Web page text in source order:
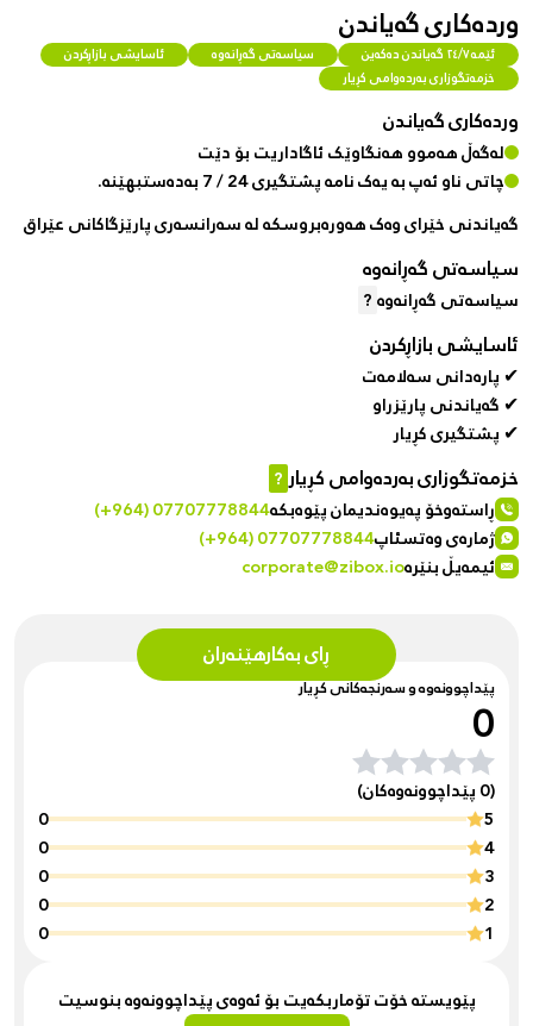
ڕای بەکارهێنەران
پێداچوونەوە و سەرنجەکانی کڕیار
0
(0 پێداچوونەوەکان)
5
0
4
0
3
0
2
0
1
0
پێویستە خۆت تۆماربکەیت بۆ ئەوەی پێداچوونەوە بنوسیت
وردەکاری گەیاندن
ئێمە ٢٤/٧ گەیاندن دەکەین سیاسەتی گەڕانەوە
ئاسایشی بازاڕکردن
خزمەتگوزاری بەردەوامی کڕیار
وردەکاری گەیاندن
لەگەڵ هەموو هەنگاوێک ئاگاداریت بۆ دێت
چاتی ناو ئەپ بە یەک نامە پشتگیری 24 / 7 بەدەستبهێنە.
گەیاندنی خێرای وەک هەورەبروسکە لە سەرانسەری پارێزگاکانی عێراق
سیاسەتی گەڕانەوە
سیاسەتی گەڕانەوە?
ئاسایشی بازاڕکردن
✔ پارەدانی سەلامەت
✔ گەیاندنی پارێزراو
✔ پشتگیری کڕیار
خزمەتگوزاری بەردەوامی کڕیار?
ڕاستەوخۆ پەیوەندیمان پێوەبکە(+964) 07707778844
ژمارەی وەتسئاپ(+964) 07707778844
ئیمەیڵ بنێرەcorporate@zibox.io